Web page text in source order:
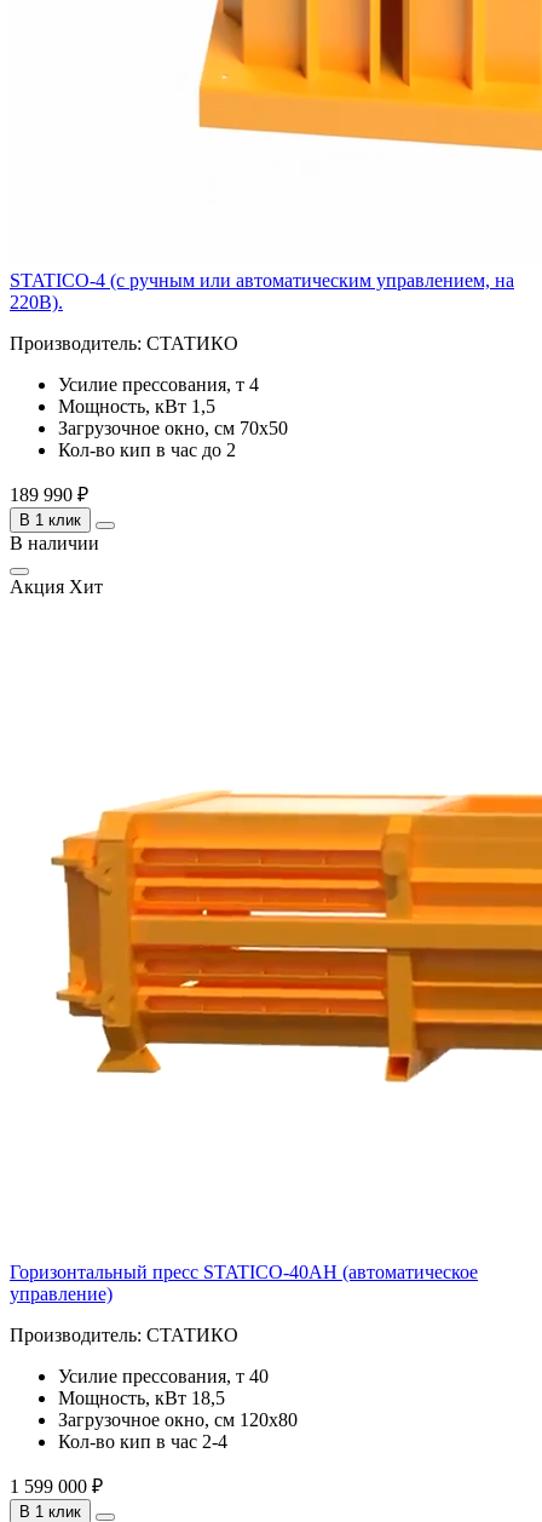
STATICO-4 (с ручным или автоматическим управлением, на
220В).
Производитель: СТАТИКО
Усилие прессования, т 4
Мощность, кВт 1,5
Загрузочное окно, см 70x50
Кол-во кип в час до 2
189 990 ₽
В 1 клик
В наличии
Акция Хит
Горизонтальный пресс STATICO-40AH (автоматическое
управление)
Производитель: СТАТИКО
Усилие прессования, т 40
Мощность, кВт 18,5
Загрузочное окно, см 120х80
Кол-во кип в час 2-4
1 599 000 ₽
В 1 клик